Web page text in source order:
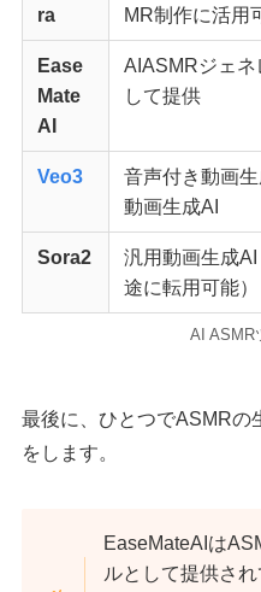
ra
MR制作に活用
Ease
Mate
AI
AIASMRジェネ
して提供
Veo3
音声付き動画
動画生成AI
Sora2
汎用動画生成
途に転用可能）
AI ASMR
最後に、ひとつでASMRの
をします。
EaseMateAIは
ルとして提供さ